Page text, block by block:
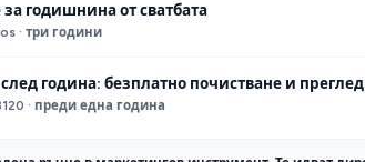
годишнина от сватбата
· три години
година: безплатно почистване и преглед
· преди една година